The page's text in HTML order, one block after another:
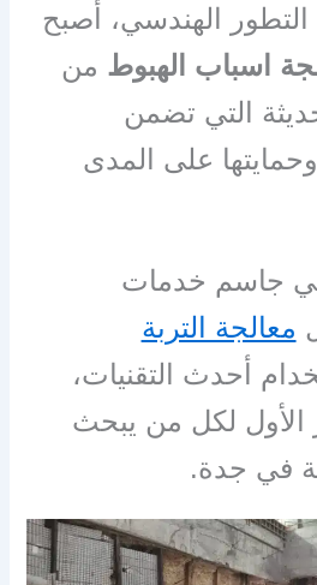
الهندسي، أصبح
اسباب الهبوط من
التي تضمن
على المدى
جاسم خدمات
معالجة التربة
أحدث التقنيات،
الأول لكل من يبحث
في جدة.